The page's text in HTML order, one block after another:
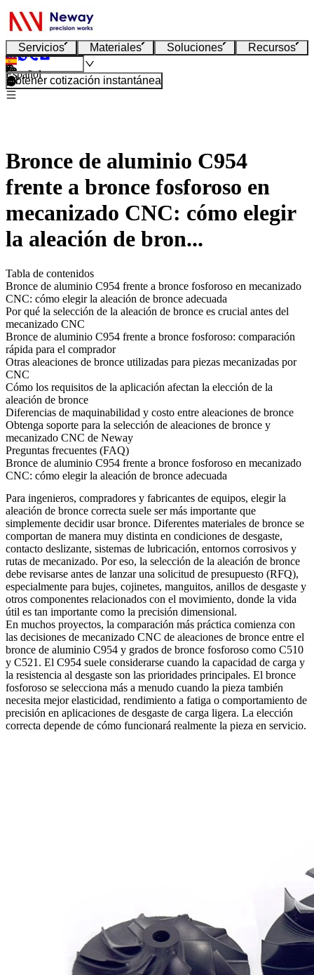
Servicios Materiales Soluciones Recursos
Español
Obtener cotización instantánea
Bronce de aluminio C954
frente a bronce fosforoso en
mecanizado CNC: cómo elegir
la aleación de bron...
Tabla de contenidos
Bronce de aluminio C954 frente a bronce fosforoso en mecanizado
CNC: cómo elegir la aleación de bronce adecuada
Por qué la selección de la aleación de bronce es crucial antes del
mecanizado CNC
Bronce de aluminio C954 frente a bronce fosforoso: comparación
rápida para el comprador
Otras aleaciones de bronce utilizadas para piezas mecanizadas por
CNC
Cómo los requisitos de la aplicación afectan la elección de la
aleación de bronce
Diferencias de maquinabilidad y costo entre aleaciones de bronce
Obtenga soporte para la selección de aleaciones de bronce y
mecanizado CNC de Neway
Preguntas frecuentes (FAQ)
Bronce de aluminio C954 frente a bronce fosforoso en mecanizado
CNC: cómo elegir la aleación de bronce adecuada
Para ingenieros, compradores y fabricantes de equipos, elegir la
aleación de bronce correcta suele ser más importante que
simplemente decidir usar bronce. Diferentes materiales de bronce se
comportan de manera muy distinta en condiciones de desgaste,
contacto deslizante, sistemas de lubricación, entornos corrosivos y
rutas de mecanizado. Por eso, la selección de la aleación de bronce
debe revisarse antes de lanzar una solicitud de presupuesto (RFQ),
especialmente para bujes, cojinetes, manguitos, anillos de desgaste y
otros componentes relacionados con el movimiento, donde la vida
útil es tan importante como la precisión dimensional.
En muchos proyectos, la comparación más práctica comienza con
las decisiones de mecanizado CNC de aleaciones de bronce entre el
bronce de aluminio C954 y grados de bronce fosforoso como C510
y C521. El C954 suele considerarse cuando la capacidad de carga y
la resistencia al desgaste son las prioridades principales. El bronce
fosforoso se selecciona más a menudo cuando la pieza también
necesita mejor elasticidad, rendimiento a fatiga o comportamiento de
precisión en aplicaciones de desgaste de carga ligera. La elección
correcta depende de cómo funcionará realmente la pieza en servicio.